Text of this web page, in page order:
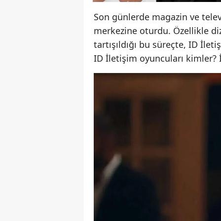
Son günlerde magazin ve
merkezine oturdu. Özellikle
tartışıldığı bu süreçte, ID
ID İletişim oyuncuları kimler?